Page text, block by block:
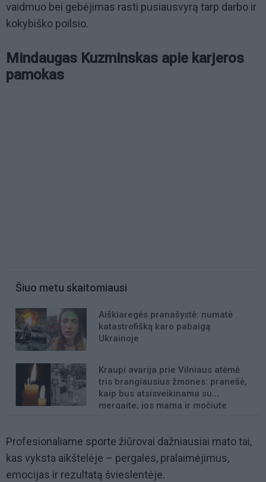
vaidmuo bei gebėjimas rasti pusiausvyrą tarp darbo ir
kokybiško poilsio.
Mindaugas Kuzminskas apie karjeros
pamokas
Šiuo metu skaitomiausi
Aiškiaregės pranašystė: numatė
katastrofišką karo pabaigą
Ukrainoje
Kraupi avarija prie Vilniaus atėmė
tris brangiausius žmones: pranešė,
kaip bus atsisveikinama su
mergaite, jos mama ir močiute
Profesionaliame sporte žiūrovai dažniausiai mato tai,
kas vyksta aikštelėje – pergales, pralaimėjimus,
emocijas ir rezultatą švieslentėje.